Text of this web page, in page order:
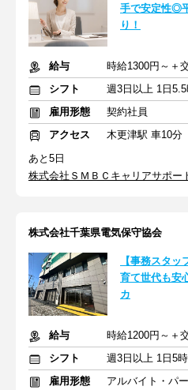
手で安定性◎
り！
給与
時給1300円～＋
シフト
週3日以上 1日
雇用形態
契約社員
アクセス
木更津駅 車10分
あと5日
株式会社ＳＭＢＣキャリアサポー
株式会社千葉県電気保守協会
【事務スタ
育て世代も安
カ
給与
時給1200円～＋
シフト
雇用形態
アルバイト・パ